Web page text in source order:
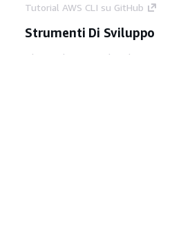
Tutorial AWS CLI su GitHub
Strumenti Di Sviluppo
Libreria di esempi di codice AWS